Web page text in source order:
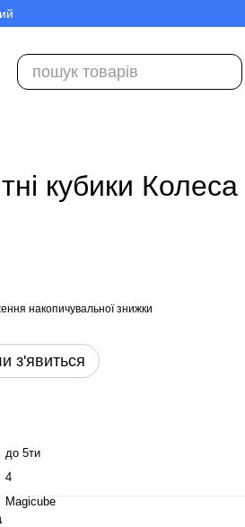
кубики
накопичувальної знижки
з'явиться
до 5ти
4
Magicube